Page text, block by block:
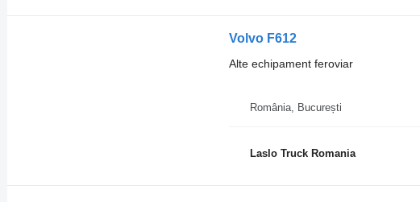
Volvo F612
Alte echipament feroviar
România, București
Laslo Truck Romania